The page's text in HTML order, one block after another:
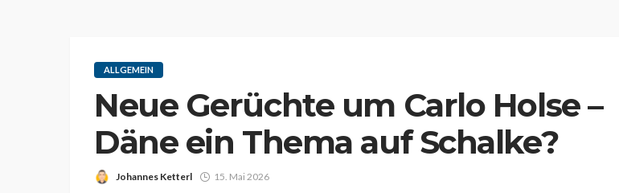
ALLGEMEIN
Neue Gerüchte um Carlo Holse –
Däne ein Thema auf Schalke?
Johannes Ketterl 15. Mai 2026